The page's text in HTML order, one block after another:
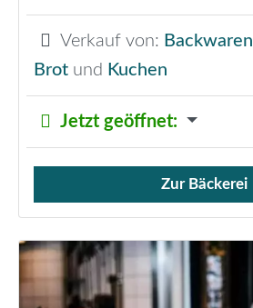
Verkauf von: Backwaren
Brot und Kuchen
Jetzt geöffnet:
Verkauf von Brötchen,
Zur Bäckerei